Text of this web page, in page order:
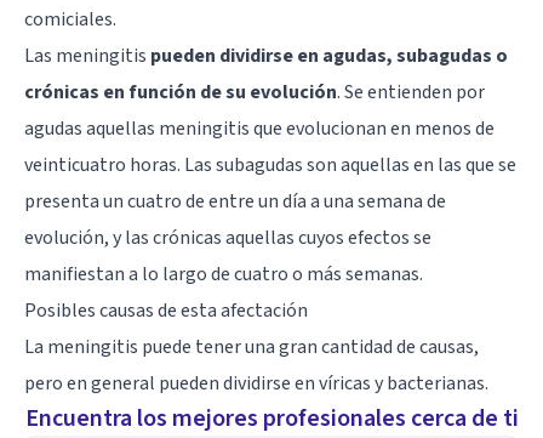
comiciales.
Las meningitis pueden dividirse en agudas, subagudas o
crónicas en función de su evolución. Se entienden por
agudas aquellas meningitis que evolucionan en menos de
veinticuatro horas. Las subagudas son aquellas en las que se
presenta un cuatro de entre un día a una semana de
evolución, y las crónicas aquellas cuyos efectos se
manifiestan a lo largo de cuatro o más semanas.
Posibles causas de esta afectación
La meningitis puede tener una gran cantidad de causas,
pero en general pueden dividirse en víricas y bacterianas.
Encuentra los mejores profesionales cerca de ti